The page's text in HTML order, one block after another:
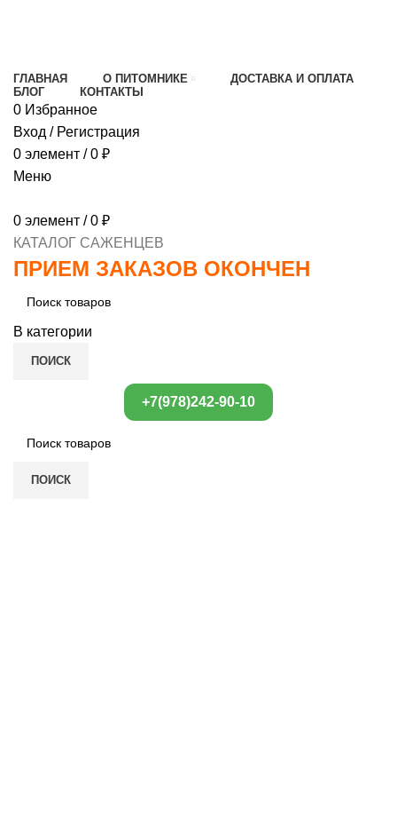
ГЛАВНАЯ О ПИТОМНИКЕ
ДОСТАВКА И ОПЛАТА
БЛОГ
КОНТАКТЫ
0 Избранное
Вход / Регистрация
0 элемент / 0 ₽
Меню
0 элемент / 0 ₽
КАТАЛОГ САЖЕНЦЕВ
ПРИЕМ ЗАКАЗОВ ОКОНЧЕН
В категории
ПОИСК
+7(978)242-90-10
ПОИСК